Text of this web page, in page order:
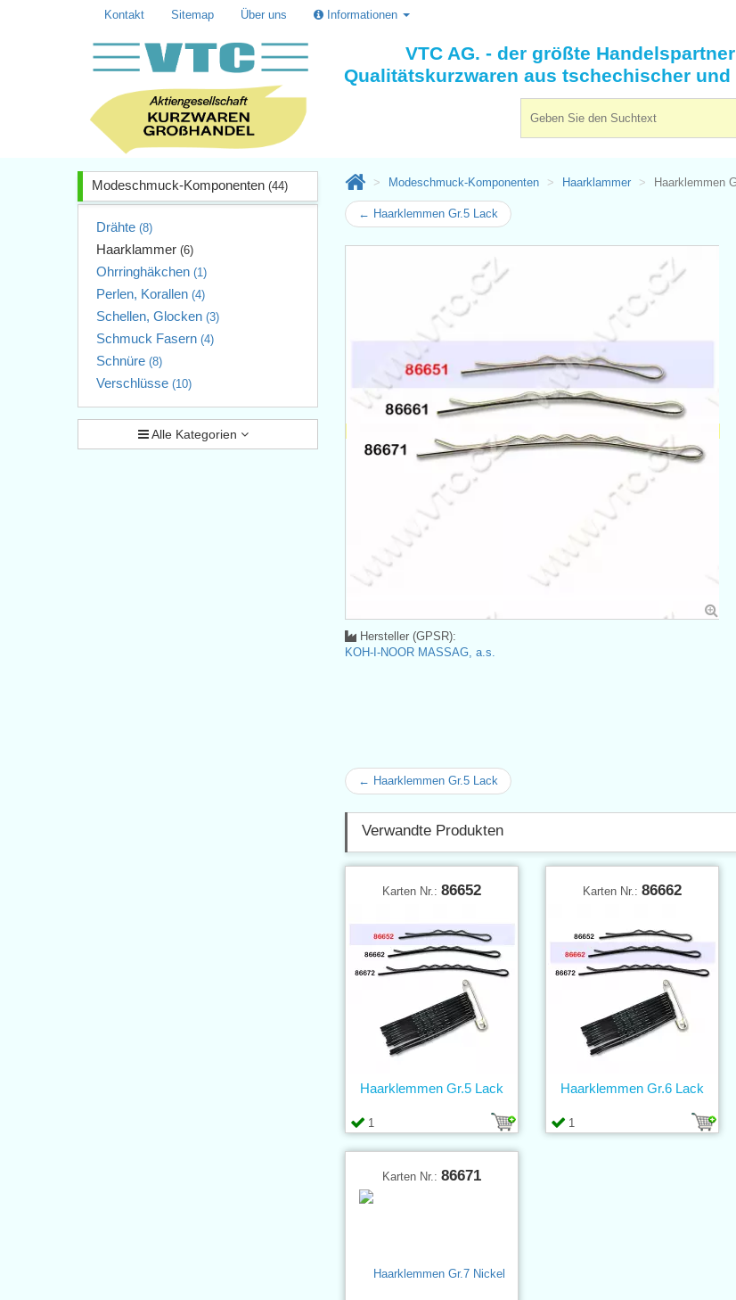
Kontakt Sitemap Über uns Informationen
VTC AG. - der größte
Qualitätskurzwaren aus tschechischer
Modeschmuck-Komponenten (44)
Drähte (8)
Haarklammer (6)
Ohrringhäkchen (1)
Perlen, Korallen (4)
Schellen, Glocken (3)
Schmuck Fasern (4)
Schnüre (8)
Verschlüsse (10)
Alle Kategorien
Modeschmuck-Komponenten Haarklammer Haarklemmen
← Haarklemmen Gr.5 Lack
Hersteller (GPSR):
KOH-I-NOOR MASSAG, a.s.
← Haarklemmen Gr.5 Lack
Verwandte Produkten
Karten Nr.: 86652
1
Haarklemmen Gr.5 Lack
Karten Nr.: 86662
1
Haarklemmen Gr.6 Lack
Karten Nr.: 86671